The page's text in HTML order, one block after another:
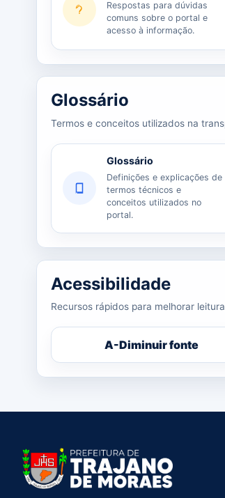
Respostas para dúvidas
comuns sobre o portal e
acesso à informação.
Glossário
Termos e conceitos utilizados na
Glossário
Definições e explicações de
termos técnicos e
conceitos utilizados no
portal.
Acessibilidade
Recursos rápidos para melhorar
A-Diminuir fonte